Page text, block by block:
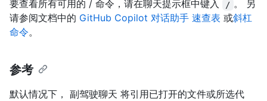
要查看所有可用的 / 命令，请在聊天提示框中键入
/ 。 另
请参阅文档中的 GitHub Copilot 对话助手 速查表 或斜杠
命令。
参考
默认情况下， 副驾驶聊天 将引用已打开的文件或所选代